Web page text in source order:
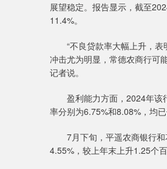
展望稳定。报告显示，截至
11.4%。
“不良贷款率大幅上升，表
冲击尤为明显，常德农商行可
记者说。
盈利能力方面，2024年该行
率分别为6.75%和8.08%，均已
7月下旬，平遥农商银行和
4.55%，较上年末上升1.25个